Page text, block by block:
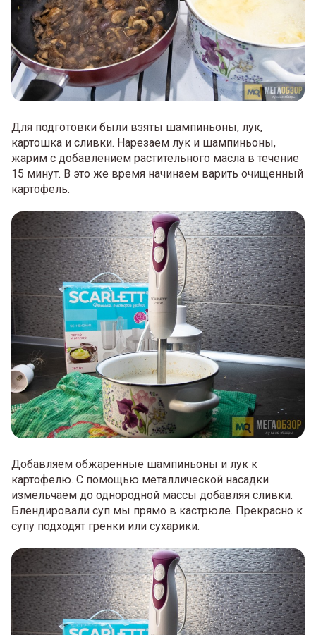
Для подготовки были взяты шампиньоны, лук,
картошка и сливки. Нарезаем лук и шампиньоны,
жарим с добавлением растительного масла в течение
15 минут. В это же время начинаем варить очищенный
картофель.
Добавляем обжаренные шампиньоны и лук к
картофелю. С помощью металлической насадки
измельчаем до однородной массы добавляя сливки.
Блендировали суп мы прямо в кастрюле. Прекрасно к
супу подходят гренки или сухарики.